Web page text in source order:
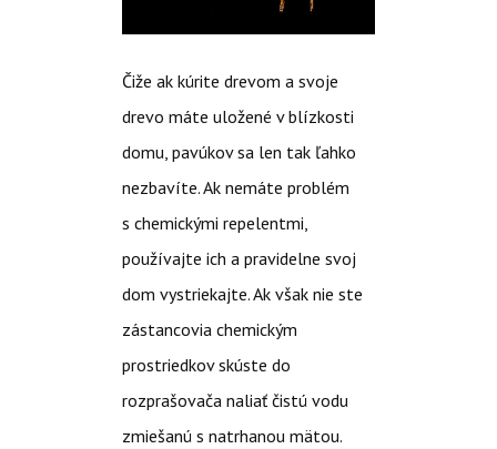
Čiže ak kúrite drevom a svoje
drevo máte uložené v blízkosti
domu, pavúkov sa len tak ľahko
nezbavíte. Ak nemáte problém
s chemickými repelentmi,
používajte ich a pravidelne svoj
dom vystriekajte. Ak však nie ste
zástancovia chemickým
prostriedkov skúste do
rozprašovača naliať čistú vodu
zmiešanú s natrhanou mätou.